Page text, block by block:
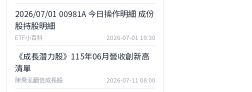
2026/07/01 00981A 今日操作明細 成份
股持股明細
ETF小百科 2026-07-01 19:30
《成長潛力股》115年06月營收創新高
清單
陳喬泓翻倍成長股 2026-07-11 08:00